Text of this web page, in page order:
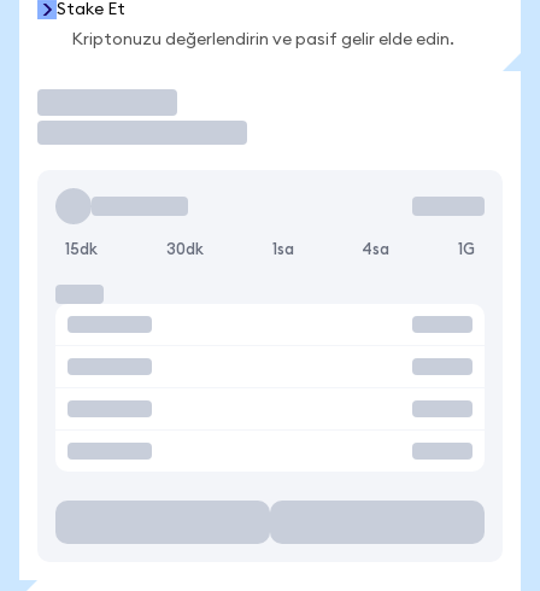
Stake Et
Kriptonuzu değerlendirin ve pasif gelir elde edin.
15dk 30dk 1sa 4sa 1G